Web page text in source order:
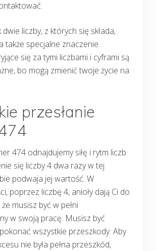
liczby, z których się składa,
także specjalne znaczenie.
się za tymi liczbami i cyframi są
bo mogą zmienić twoje życie na
przesłanie
474 odnajdujemy siłę i rytm liczb
się liczby 4 dwa razy w tej
podwaja jej wartość. W
poprzez liczbę 4, anioły dają Ci do
musisz być w pełni
w swoją pracę. Musisz być
wszystkie przeszkody. Aby
nie była pełna przeszkód,